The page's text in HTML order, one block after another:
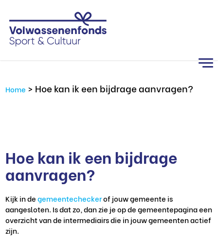
Home > Hoe kan ik een bijdrage aanvragen?
Hoe kan ik een bijdrage
aanvragen?
Kijk in degemeentecheckerof jouw gemeente is
aangesloten. Is dat zo, dan zie je op de gemeentepagina een
overzicht van de intermediairs die in jouw gemeenten actief
zijn.